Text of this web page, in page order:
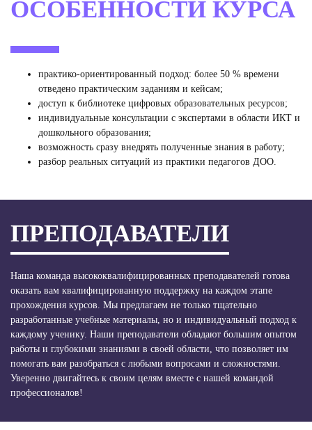
ОСОБЕННОСТИ КУРСА
практико‑ориентированный подход: более 50 % времени
отведено практическим заданиям и кейсам;
доступ к библиотеке цифровых образовательных ресурсов;
индивидуальные консультации с экспертами в области ИКТ и
дошкольного образования;
возможность сразу внедрять полученные знания в работу;
разбор реальных ситуаций из практики педагогов ДОО.
ПРЕПОДАВАТЕЛИ
Наша команда высококвалифицированных преподавателей готова
оказать вам квалифицированную поддержку на каждом этапе
прохождения курсов. Мы предлагаем не только тщательно
разработанные учебные материалы, но и индивидуальный подход к
каждому ученику. Наши преподаватели обладают большим опытом
работы и глубокими знаниями в своей области, что позволяет им
помогать вам разобраться с любыми вопросами и сложностями.
Уверенно двигайтесь к своим целям вместе с нашей командой
профессионалов!